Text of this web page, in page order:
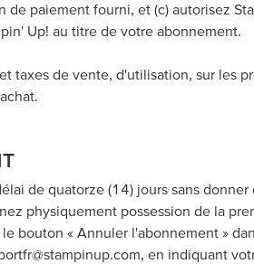
paiement fourni, et (c) autorisez
Up! au titre de votre abonnement.
taxes de vente, d'utilisation, sur les
de quatorze (14) jours sans
physiquement possession de la
bouton « Annuler l'abonnement »
en indiquant